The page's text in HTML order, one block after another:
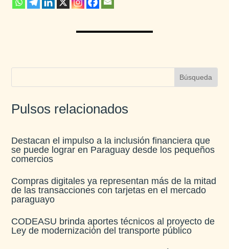
Pulsos relacionados
Destacan el impulso a la inclusión financiera que
se puede lograr en Paraguay desde los pequeños
comercios
Compras digitales ya representan más de la mitad
de las transacciones con tarjetas en el mercado
paraguayo
CODEASU brinda aportes técnicos al proyecto de
Ley de modernización del transporte público